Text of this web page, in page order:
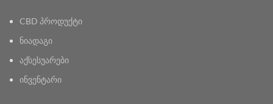
CBD პროდუქტი
ნიადაგი
აქსესუარები
ინვენტარი